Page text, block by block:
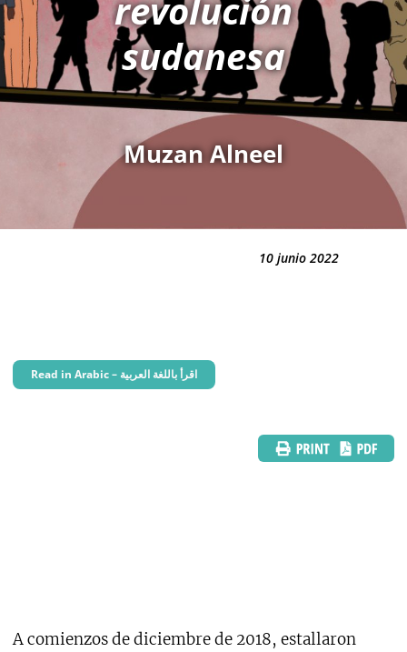
revolución
sudanesa
Muzan Alneel
10 junio 2022
Read in Arabic – اقرأ باللغة العربية
A comienzos de diciembre de 2018, estallaron